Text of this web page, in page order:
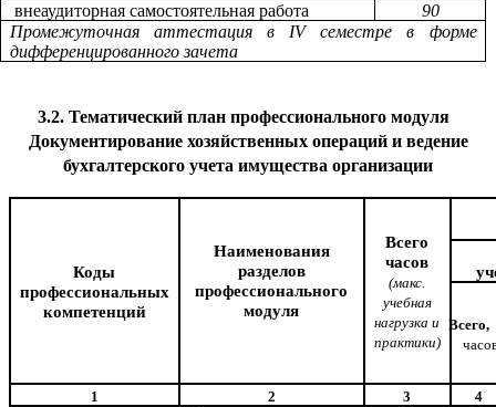
внеаудиторная самостоятельная работа
90
Промежуточная аттестация в IV семестре в форме
дифференцированного зачета
3.2. Тематический план профессионального модуля
Документирование хозяйственных операций и ведение
бухгалтерского учета имущества организации
Коды
профессиональных
компетенций
Наименования
разделов
профессионального
модуля
Всего
часов
(макс.
учебная
нагрузка и
практики)
Всего,
1 2 3 4